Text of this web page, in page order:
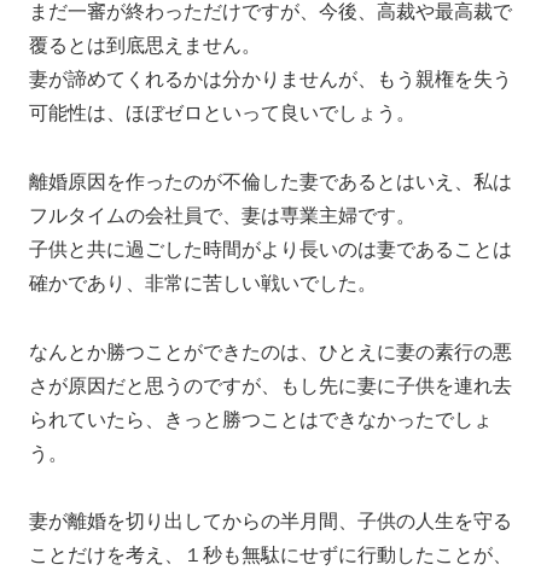
まだ一審が終わっただけですが、今後、高裁や最高裁で
覆るとは到底思えません。
妻が諦めてくれるかは分かりませんが、もう親権を失う
可能性は、ほぼゼロといって良いでしょう。
離婚原因を作ったのが不倫した妻であるとはいえ、私は
フルタイムの会社員で、妻は専業主婦です。
子供と共に過ごした時間がより長いのは妻であることは
確かであり、非常に苦しい戦いでした。
なんとか勝つことができたのは、ひとえに妻の素行の悪
さが原因だと思うのですが、もし先に妻に子供を連れ去
られていたら、きっと勝つことはできなかったでしょ
う。
妻が離婚を切り出してからの半月間、子供の人生を守る
ことだけを考え、１秒も無駄にせずに行動したことが、